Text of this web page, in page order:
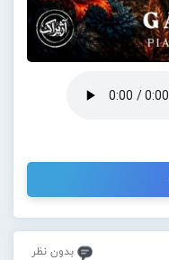
بدون نظر